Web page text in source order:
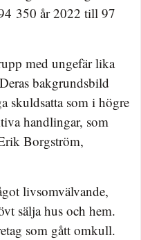
350 år 2022 till 97
med ungefär lika
bakgrundsbild
skuldsatta som i högre
handlingar, som
Borgström,
livsomvälvande,
sälja hus och hem.
som gått omkull.